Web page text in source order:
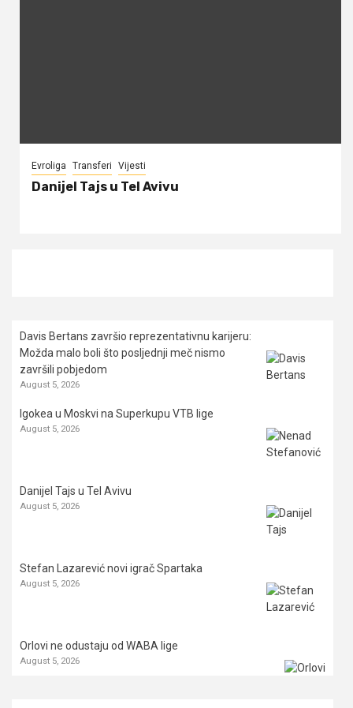
Evroliga Transferi Vijesti
Danijel Tajs u Tel Avivu
Davis Bertans završio reprezentativnu karijeru:
Možda malo boli što posljednji meč nismo
završili pobjedom
August 5, 2026
Igokea u Moskvi na Superkupu VTB lige
August 5, 2026
Danijel Tajs u Tel Avivu
August 5, 2026
Stefan Lazarević novi igrač Spartaka
August 5, 2026
Orlovi ne odustaju od WABA lige
August 5, 2026